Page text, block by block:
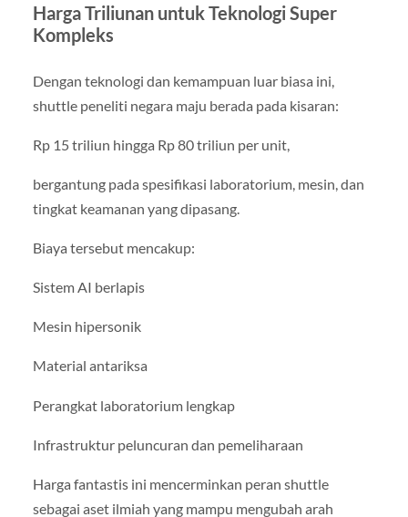
Harga Triliunan untuk Teknologi Super
Kompleks
Dengan teknologi dan kemampuan luar biasa ini,
shuttle peneliti negara maju berada pada kisaran:
Rp 15 triliun hingga Rp 80 triliun per unit,
bergantung pada spesifikasi laboratorium, mesin, dan
tingkat keamanan yang dipasang.
Biaya tersebut mencakup:
Sistem AI berlapis
Mesin hipersonik
Material antariksa
Perangkat laboratorium lengkap
Infrastruktur peluncuran dan pemeliharaan
Harga fantastis ini mencerminkan peran shuttle
sebagai aset ilmiah yang mampu mengubah arah